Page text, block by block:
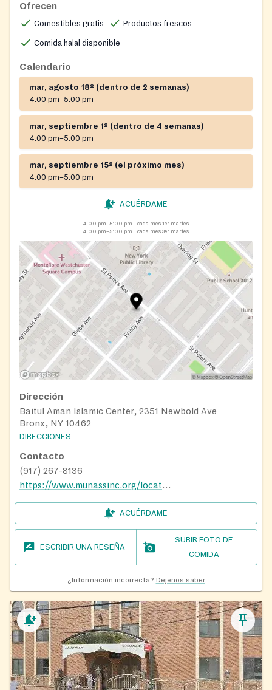
including halal items and fresh produce — to
community members on a twice‑monthly schedule.
Ofrecen
Comestibles gratis Productos frescos
Comida halal disponible
Calendario
mar, agosto 18º (dentro de 2 semanas)
4:00 pm–5:00 pm
mar, septiembre 1º (dentro de 4 semanas)
4:00 pm–5:00 pm
mar, septiembre 15º (el próximo mes)
4:00 pm–5:00 pm
ACUÉRDAME
4:00 pm–5:00 pm
cada mes 1er martes
4:00 pm–5:00 pm
cada mes 3er martes
Dirección
Baitul Aman Islamic Center, 2351 Newbold Ave
Bronx, NY 10462
DIRECCIONES
Contacto
(917) 267-8136
https://www.munassinc.org/locations/
ACUÉRDAME
ESCRIBIR UNA RESEÑA
SUBIR FOTO DE
COMIDA
¿Información incorrecta? Déjenos saber